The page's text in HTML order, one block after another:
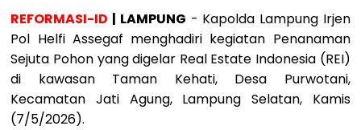
REFORMASI-ID | LAMPUNG - Kapolda Lampung Irjen
Pol Helfi Assegaf menghadiri kegiatan Penanaman
Sejuta Pohon yang digelar Real Estate Indonesia (REI)
di kawasan Taman Kehati, Desa Purwotani,
Kecamatan Jati Agung, Lampung Selatan, Kamis
(7/5/2026).